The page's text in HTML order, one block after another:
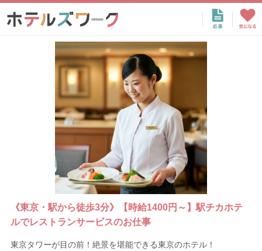
《東京・駅から徒歩3分》【時給1400円～】駅チカホテ
ルでレストランサービスのお仕事
東京タワーが目の前！絶景を堪能できる東京のホテル！